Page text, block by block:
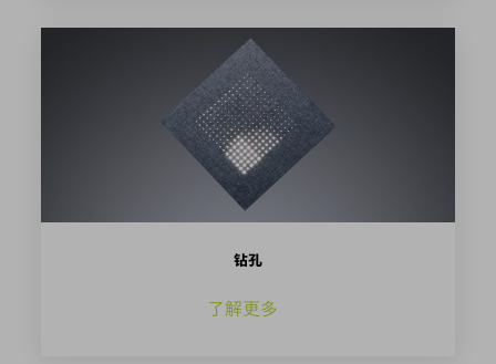
钻孔
了解更多